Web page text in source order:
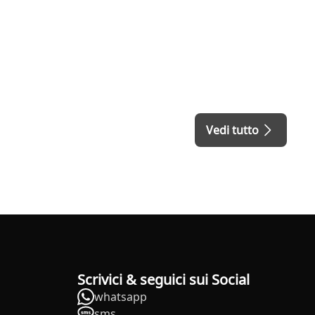
Vedi tutto
Scrivici & seguici sui Social
whatsapp